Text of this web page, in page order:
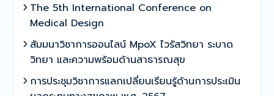
The 5th International Conference on
Medical Design
สัมมนาวิชาการออนไลน์ MpoX ไวรัสวิทยา ระบาด
วิทยา และความพร้อมด้านสาธารณสุข
การประชุมวิชาการแลกเปลี่ยนเรียนรู้ด้านการประเมิน